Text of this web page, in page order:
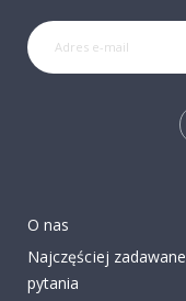
O nas
Najczęściej zadawane
pytania